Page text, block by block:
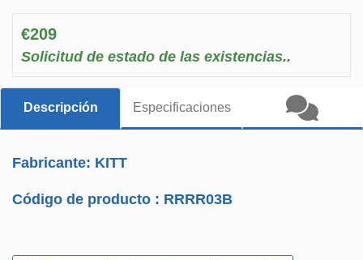
€209
Solicitud de estado de las existencias..
Descripción Especificaciones
Fabricante: KITT
Código de producto : RRRR03B